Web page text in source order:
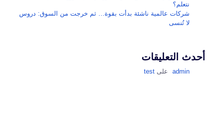
نتعلم؟
شركات عالمية ناشئة بدأت بقوة… ثم خرجت من السوق: دروس
لا تُنسى
أحدث التعليقات
admin على test